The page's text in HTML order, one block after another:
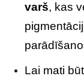
varš, kas
Lai mati